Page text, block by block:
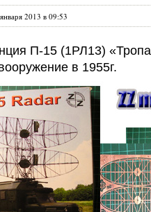
2013 в 09:53
П-15 (1РЛ13)
в 1955г.